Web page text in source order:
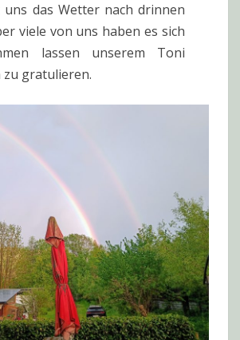
uns das Wetter nach drinnen
viele von uns haben es sich
lassen unserem Toni
zu gratulieren.